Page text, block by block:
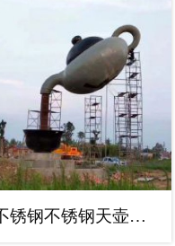
不锈钢不锈钢天壶雕塑，园林装饰，空间天壶雕塑制造厂家